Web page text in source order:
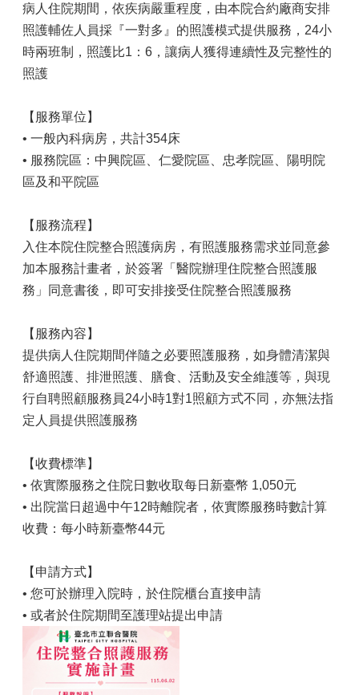
病人住院期間，依疾病嚴重程度，由本院合約廠商安排
照護輔佐人員採『一對多』的照護模式提供服務，24小
時兩班制，照護比1：6，讓病人獲得連續性及完整性的
照護
【服務單位】
• 一般內科病房，共計354床
• 服務院區：中興院區、仁愛院區、忠孝院區、陽明院
區及和平院區
【服務流程】
入住本院住院整合照護病房，有照護服務需求並同意參
加本服務計畫者，於簽署「醫院辦理住院整合照護服
務」同意書後，即可安排接受住院整合照護服務
【服務內容】
提供病人住院期間伴隨之必要照護服務，如身體清潔與
舒適照護、排泄照護、膳食、活動及安全維護等，與現
行自聘照顧服務員24小時1對1照顧方式不同，亦無法指
定人員提供照護服務
【收費標準】
• 依實際服務之住院日數收取每日新臺幣 1,050元
• 出院當日超過中午12時離院者，依實際服務時數計算
收費：每小時新臺幣44元
【申請方式】
• 您可於辦理入院時，於住院櫃台直接申請
• 或者於住院期間至護理站提出申請